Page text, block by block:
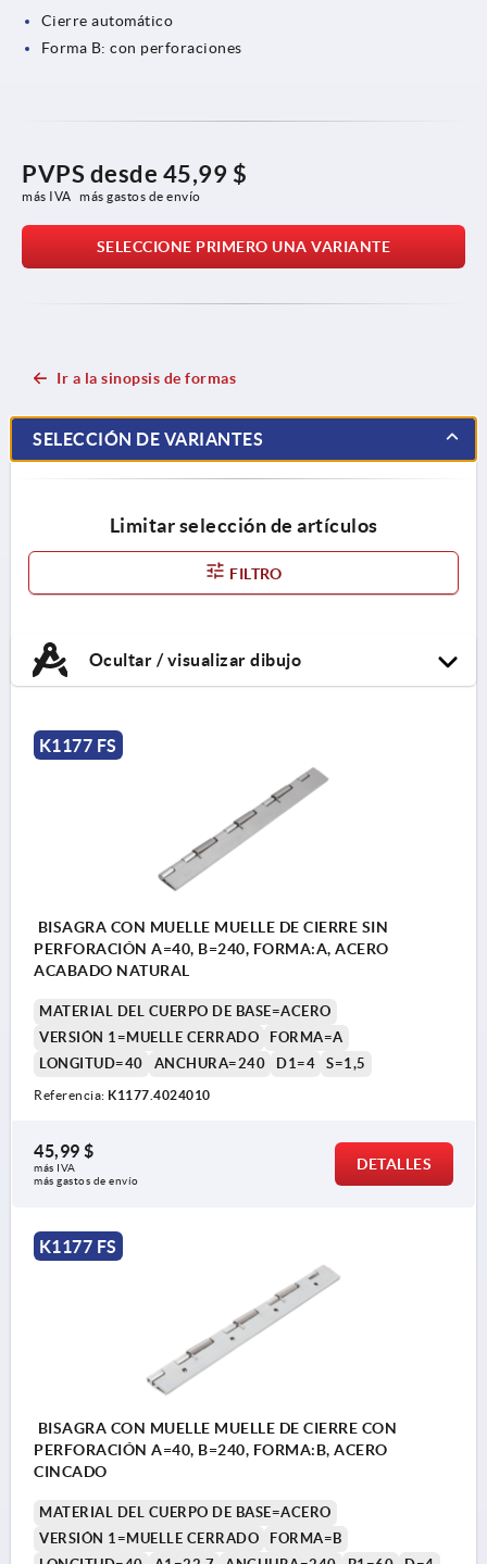
Cierre automático
Forma B: con perforaciones
PVPS desde 45,99 $
más IVA más gastos de envío
SELECCIONE PRIMERO UNA VARIANTE
Ir a la sinopsis de formas
SELECCIÓN DE VARIANTES
Limitar selección de artículos
FILTRO
Ocultar / visualizar dibujo
K1177 FS
BISAGRA CON MUELLE MUELLE DE CIERRE SIN
PERFORACIÓN A=40, B=240, FORMA:A, ACERO
ACABADO NATURAL
MATERIAL DEL CUERPO DE BASE=ACERO
VERSIÓN 1=MUELLE CERRADO
FORMA=A
LONGITUD=40
ANCHURA=240 D1=4 S=1,5
Referencia: K1177.4024010
45,99 $
más IVA
más gastos de envío
DETALLES
K1177 FS
BISAGRA CON MUELLE MUELLE DE CIERRE CON
PERFORACIÓN A=40, B=240, FORMA:B, ACERO
CINCADO
MATERIAL DEL CUERPO DE BASE=ACERO
VERSIÓN 1=MUELLE CERRADO
FORMA=B